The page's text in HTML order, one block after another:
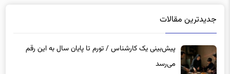
جدیدترین مقالات
پیش‌بینی یک کارشناس / تورم تا پایان سال به این رقم
می‌رسد